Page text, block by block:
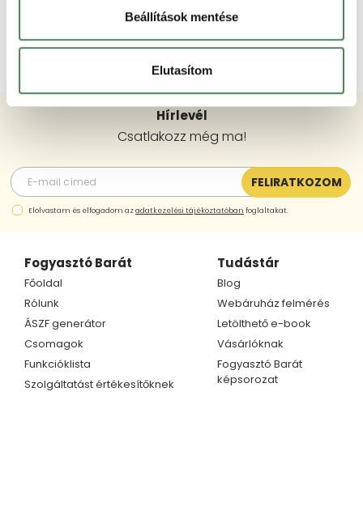
Beállítások mentése
Elutasítom
Fogyasztó Barát
Főoldal
Rólunk
ÁSZF generátor
Csomagok
Funkcióklista
Szolgáltatást értékesítőknek
Tudástár
Blog
Webáruház felmérés
Letölthető e-book
Vásárlóknak
Fogyasztó Barát
képsorozat
Hírlevél
Csatlakozz még ma!
FELIRATKOZOM
Elolvastam és elfogadom azadatkezelési tájékoztatóban foglaltakat.